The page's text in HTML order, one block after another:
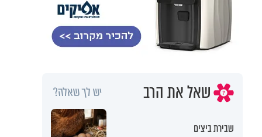
שאל את הרב יש לך שאלה?
שבירת ביצים